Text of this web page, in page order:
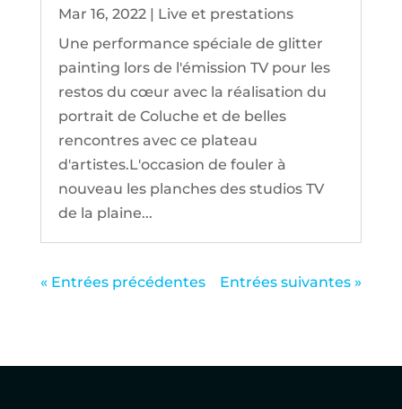
Mar 16, 2022| Live et prestations
Une performance spéciale de glitter
painting lors de l'émission TV pour les
restos du cœur avec la réalisation du
portrait de Coluche et de belles
rencontres avec ce plateau
d'artistes.L'occasion de fouler à
nouveau les planches des studios TV
de la plaine...
« Entrées précédentes Entrées suivantes »